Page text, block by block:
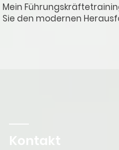
Mein
Sie den modernen
Kontakt